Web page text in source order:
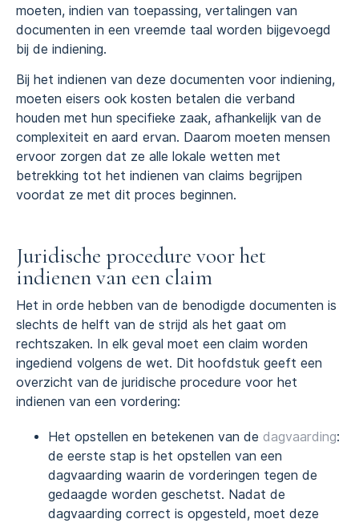
moeten, indien van toepassing, vertalingen van
documenten in een vreemde taal worden bijgevoegd
bij de indiening.
Bij het indienen van deze documenten voor indiening,
moeten eisers ook kosten betalen die verband
houden met hun specifieke zaak, afhankelijk van de
complexiteit en aard ervan. Daarom moeten mensen
ervoor zorgen dat ze alle lokale wetten met
betrekking tot het indienen van claims begrijpen
voordat ze met dit proces beginnen.
Juridische procedure voor het
indienen van een claim
Het in orde hebben van de benodigde documenten is
slechts de helft van de strijd als het gaat om
rechtszaken. In elk geval moet een claim worden
ingediend volgens de wet. Dit hoofdstuk geeft een
overzicht van de juridische procedure voor het
indienen van een vordering:
Het opstellen en betekenen van de dagvaarding:
de eerste stap is het opstellen van een
dagvaarding waarin de vorderingen tegen de
gedaagde worden geschetst. Nadat de
dagvaarding correct is opgesteld, moet deze